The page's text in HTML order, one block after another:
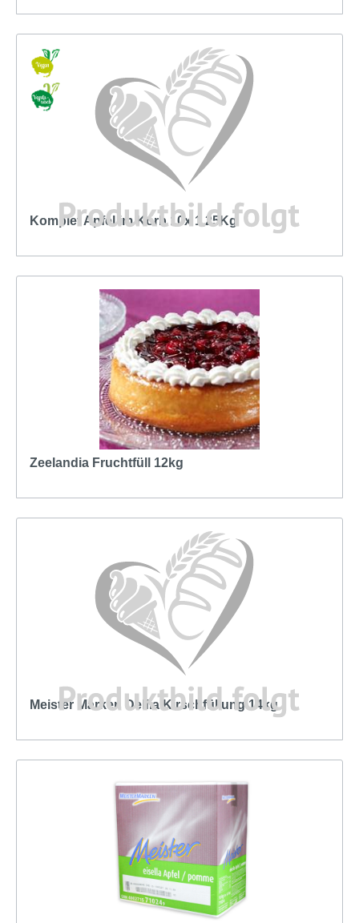
Komplet Apfel im Korb 10x 1,25Kg
Zeelandia Fruchtfüll 12kg
Meister Marken Delfia Kirschfüllung 14kg